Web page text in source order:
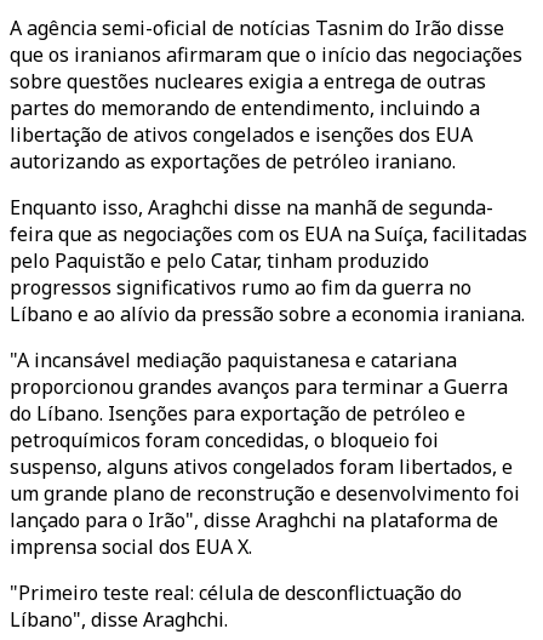
A agência semi-oficial de notícias Tasnim do Irão disse
que os iranianos afirmaram que o início das negociações
sobre questões nucleares exigia a entrega de outras
partes do memorando de entendimento, incluindo a
libertação de ativos congelados e isenções dos EUA
autorizando as exportações de petróleo iraniano.
Enquanto isso, Araghchi disse na manhã de segunda-
feira que as negociações com os EUA na Suíça, facilitadas
pelo Paquistão e pelo Catar, tinham produzido
progressos significativos rumo ao fim da guerra no
Líbano e ao alívio da pressão sobre a economia iraniana.
"A incansável mediação paquistanesa e catariana
proporcionou grandes avanços para terminar a Guerra
do Líbano. Isenções para exportação de petróleo e
petroquímicos foram concedidas, o bloqueio foi
suspenso, alguns ativos congelados foram libertados, e
um grande plano de reconstrução e desenvolvimento foi
lançado para o Irão", disse Araghchi na plataforma de
imprensa social dos EUA X.
"Primeiro teste real: célula de desconflictuação do
Líbano", disse Araghchi.